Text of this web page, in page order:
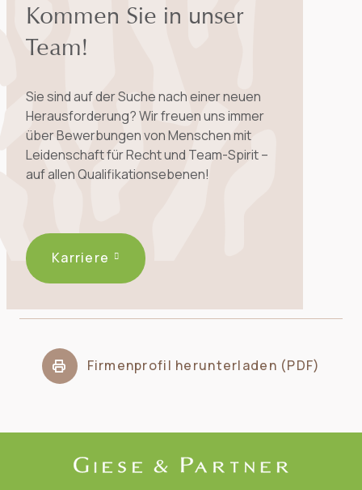
Kommen Sie in unser
Team!
Sie sind auf der Suche nach einer neuen
Herausforderung? Wir freuen uns immer
über Bewerbungen von Menschen mit
Leidenschaft für Recht und Team-Spirit –
auf allen Qualifikationsebenen!
Karriere
Firmenprofil herunterladen (PDF)